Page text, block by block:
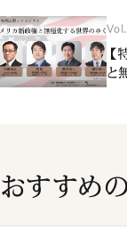
【
と
おすすめ